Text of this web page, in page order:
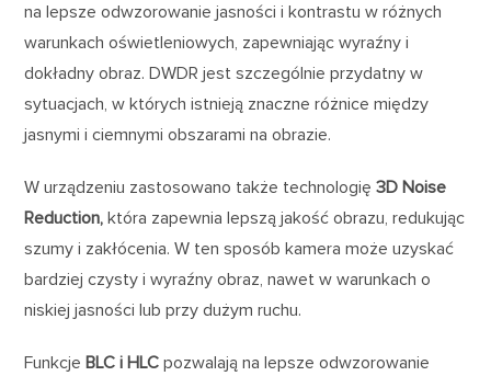
na lepsze odwzorowanie jasności i kontrastu w różnych
warunkach oświetleniowych, zapewniając wyraźny i
dokładny obraz. DWDR jest szczególnie przydatny w
sytuacjach, w których istnieją znaczne różnice między
jasnymi i ciemnymi obszarami na obrazie.
W urządzeniu zastosowano także technologię3D Noise
Reduction, która zapewnia lepszą jakość obrazu, redukując
szumy i zakłócenia. W ten sposób kamera może uzyskać
bardziej czysty i wyraźny obraz, nawet w warunkach o
niskiej jasności lub przy dużym ruchu.
Funkcje BLC i HLCpozwalają na lepsze odwzorowanie